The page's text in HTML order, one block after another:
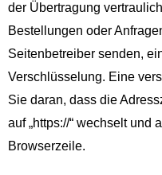
der Übertragung
Bestellungen oder
Seitenbetreiber senden,
Verschlüsselung. Eine
Sie daran, dass die
auf „https://“ wechselt und
Browserzeile.